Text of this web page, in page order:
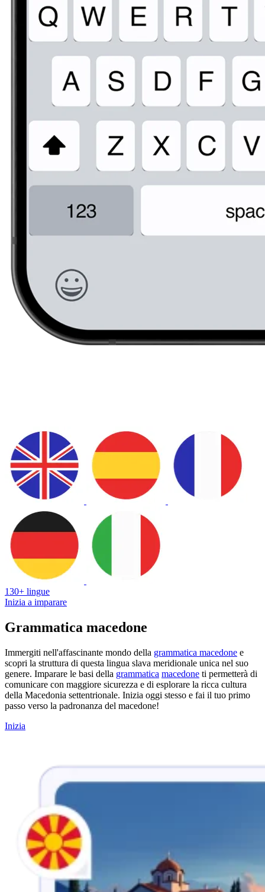
130+ lingue
Inizia a imparare
Grammatica macedone
Immergiti nell'affascinante mondo della grammatica macedone e
scopri la struttura di questa lingua slava meridionale unica nel suo
genere. Imparare le basi della grammatica macedone ti permetterà di
comunicare con maggiore sicurezza e di esplorare la ricca cultura
della Macedonia settentrionale. Inizia oggi stesso e fai il tuo primo
passo verso la padronanza del macedone!
Inizia